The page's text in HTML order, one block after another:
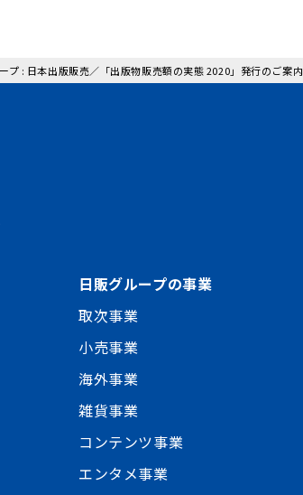
プ : 日本出版販売／「出版物販売額の実態 2020」発行のご案内
日販グループの事業
取次事業
小売事業
海外事業
雑貨事業
コンテンツ事業
エンタメ事業